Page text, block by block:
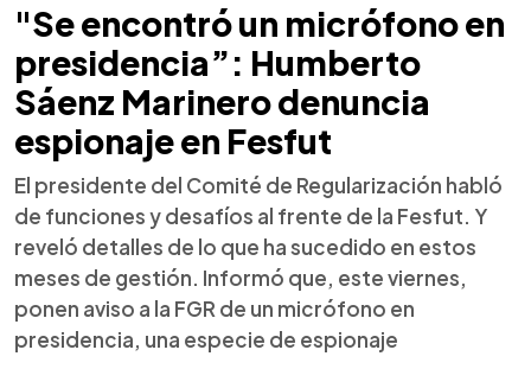
"Se encontró un micrófono en
presidencia”: Humberto
Sáenz Marinero denuncia
espionaje en Fesfut
El presidente del Comité de Regularización habló
de funciones y desafíos al frente de la Fesfut. Y
reveló detalles de lo que ha sucedido en estos
meses de gestión. Informó que, este viernes,
ponen aviso a la FGR de un micrófono en
presidencia, una especie de espionaje